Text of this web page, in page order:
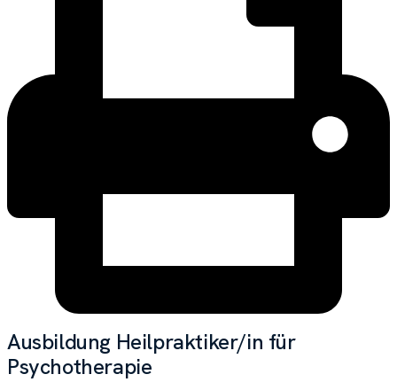
Ausbildung Heilpraktiker/in für
Psychotherapie